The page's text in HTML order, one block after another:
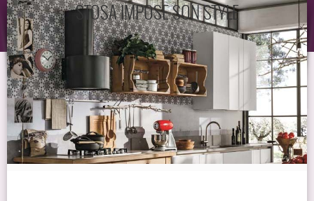
STOSA IMPOSE SON STYLE